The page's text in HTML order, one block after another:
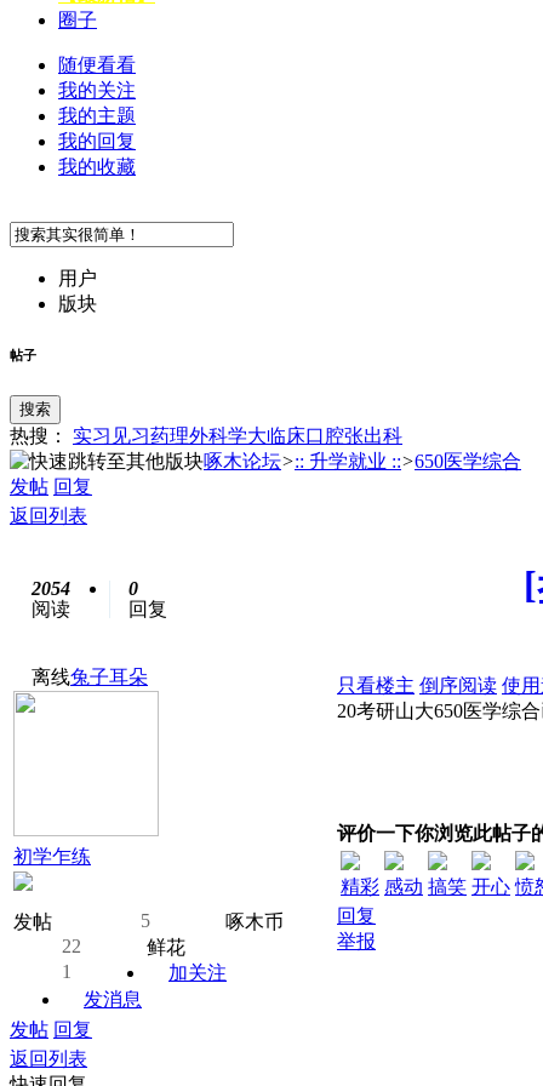
圈子
随便看看
我的关注
我的主题
我的回复
我的收藏
用户
版块
帖子
搜索
热搜： 实习 见习药理外科学大临床口腔张出科
啄木论坛>:: 升学就业 ::>650医学综合
发帖 回复
返回列表
2054
阅读
0
回复
离线兔子耳朵
初学乍练
发帖 5
啄木币
22
鲜花
1
加关注
发消息
只看楼主 倒序阅读 使
20考研山大650医学综
评价一下你浏览此帖子
精彩 感动 搞笑 开心 愤
回复
举报
发帖 回复
返回列表